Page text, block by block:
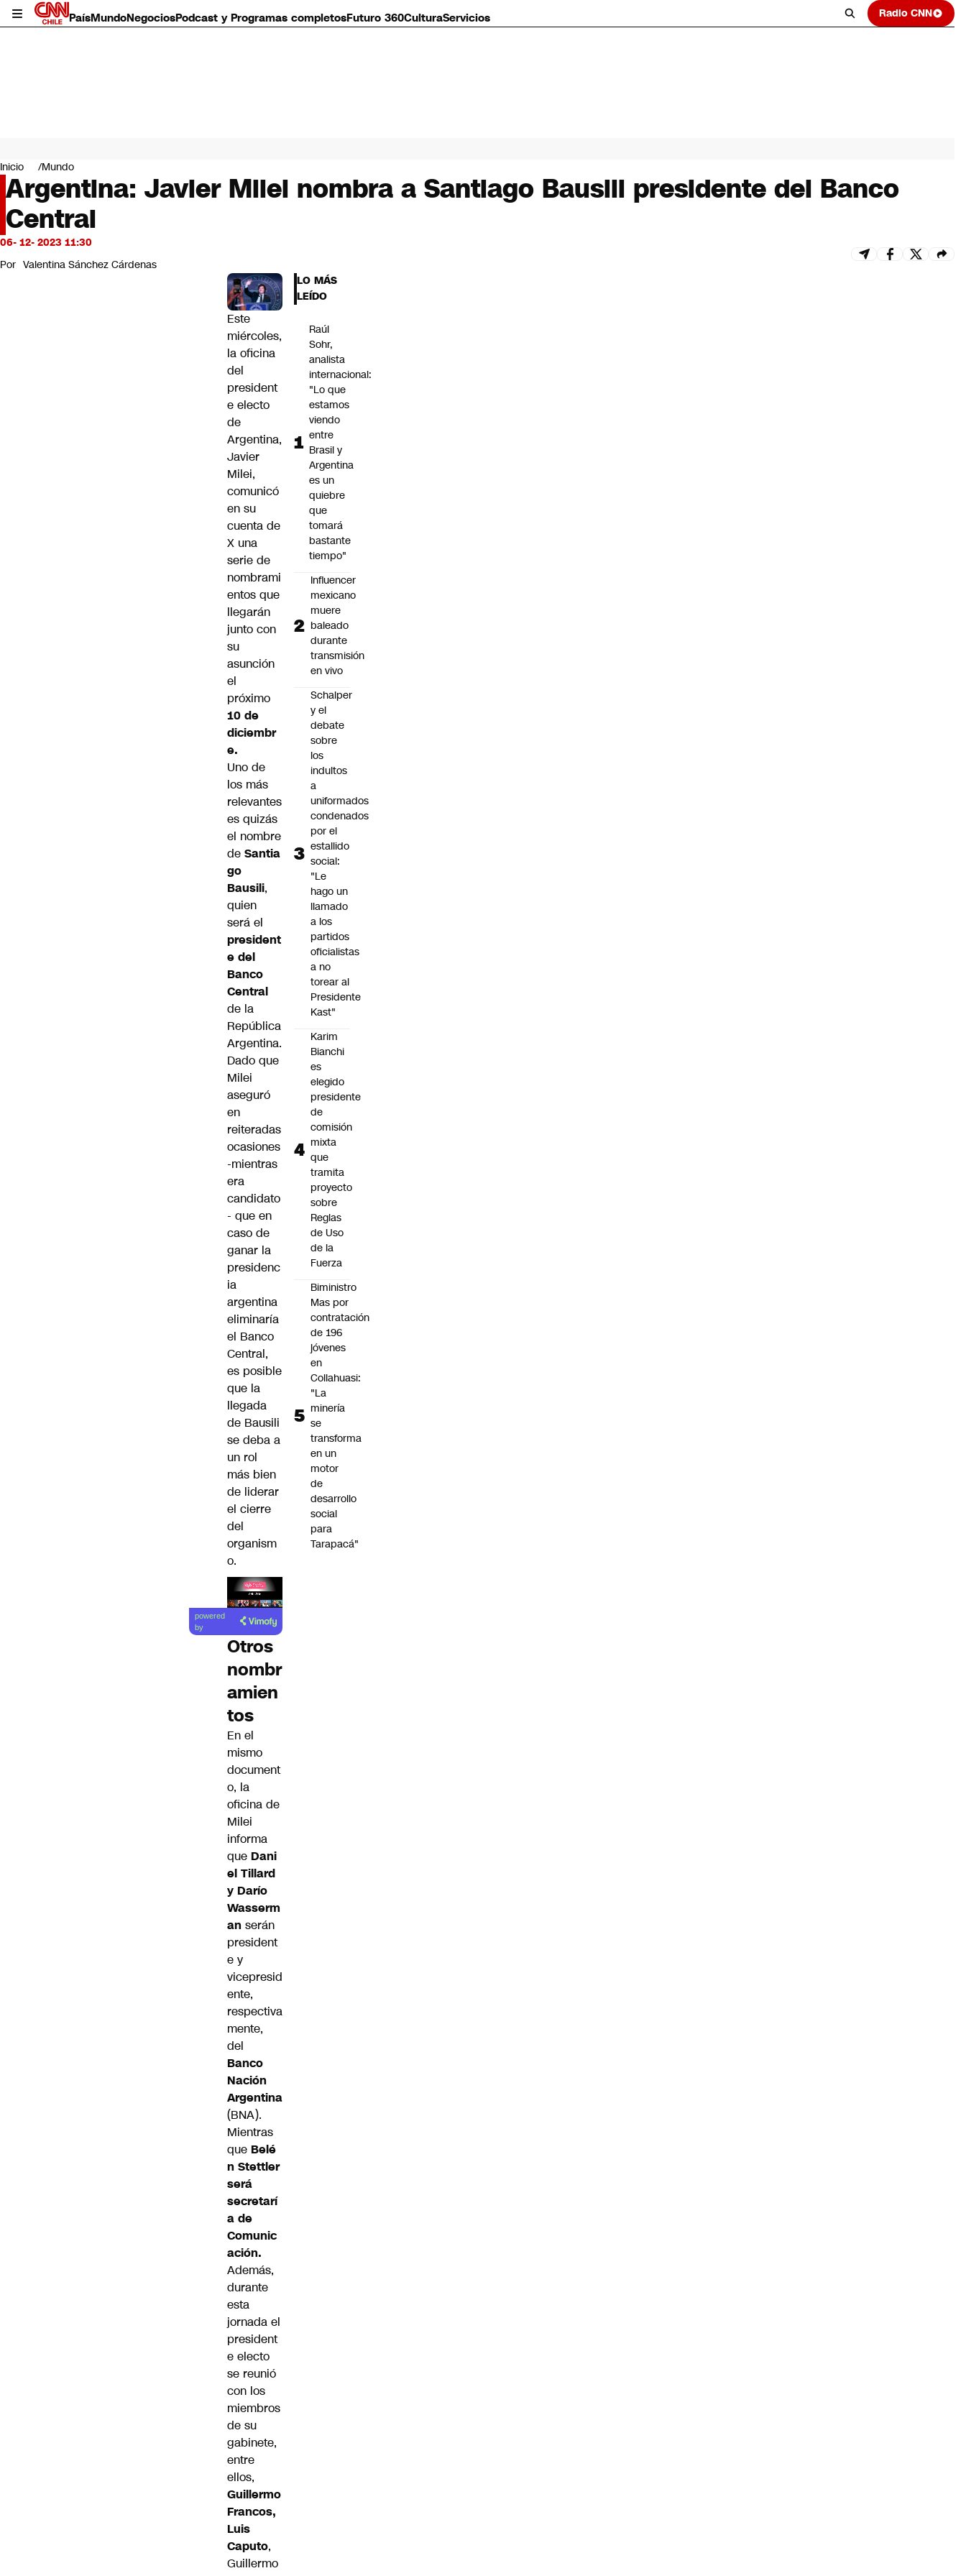
PaísMundoNegociosPodcast y Programas completosFuturo 360CulturaServicios Radio CNN
Mundo
Negocios
Deportes
Programas completos
Cultura
Servicios
Bits
CNN Data
Inicio Mundo
Argentina: Javier Milei nombra a Santiago Bausili presidente del Banco
Central
06- 12- 2023 11:30
Por Valentina Sánchez Cárdenas
Este
miércoles,
la oficina
del
president
e electo
de
Argentina,
Javier
Milei,
comunicó
en su
cuenta de
X una
serie de
nombrami
entos que
llegarán
junto con
su
asunción
el
próximo
10 de
diciembr
e.
Uno de
los más
relevantes
es quizás
el nombre
de Santia
go
Bausili,
quien
será el
president
e del
Banco
Central
de la
República
Argentina.
Dado que
Milei
aseguró
en
reiteradas
ocasiones
-mientras
era
candidato
- que en
caso de
ganar la
presidenc
ia
argentina
eliminaría
el Banco
Central,
es posible
que la
llegada
de Bausili
se deba a
un rol
más bien
de liderar
el cierre
del
organism
o.
Lea el
artículo
powered
by
Otros
nombr
amien
tos
En el
mismo
document
o, la
oficina de
Milei
informa
que Dani
el Tillard
y Darío
Wasserm
an serán
president
e y
vicepresid
ente,
respectiva
mente,
del
Banco
Nación
Argentina
(BNA).
Mientras
que Belé
n Stettler
será
secretarí
a de
Comunic
ación.
Además,
durante
esta
jornada el
president
e electo
se reunió
con los
miembros
de su
gabinete,
entre
ellos,
Guillermo
Francos,
Luis
Caputo,
Guillermo
LO MÁS
LEÍDO
Raúl
Sohr,
analista
internacional:
"Lo que
estamos
viendo
entre
Brasil y
Argentina
es un
quiebre
que
tomará
bastante
tiempo"
Influencer
mexicano
muere
baleado
durante
transmisión
en vivo
Schalper
y el
debate
sobre
los
indultos
a
uniformados
condenados
por el
estallido
social:
"Le
hago un
llamado
a los
partidos
oficialistas
a no
torear al
Presidente
Kast"
Karim
Bianchi
es
elegido
presidente
de
comisión
mixta
que
tramita
proyecto
sobre
Reglas
de Uso
de la
Fuerza
Biministro
Mas por
contratación
de 196
jóvenes
en
Collahuasi:
"La
minería
se
transforma
en un
motor
de
desarrollo
social
para
Tarapacá"